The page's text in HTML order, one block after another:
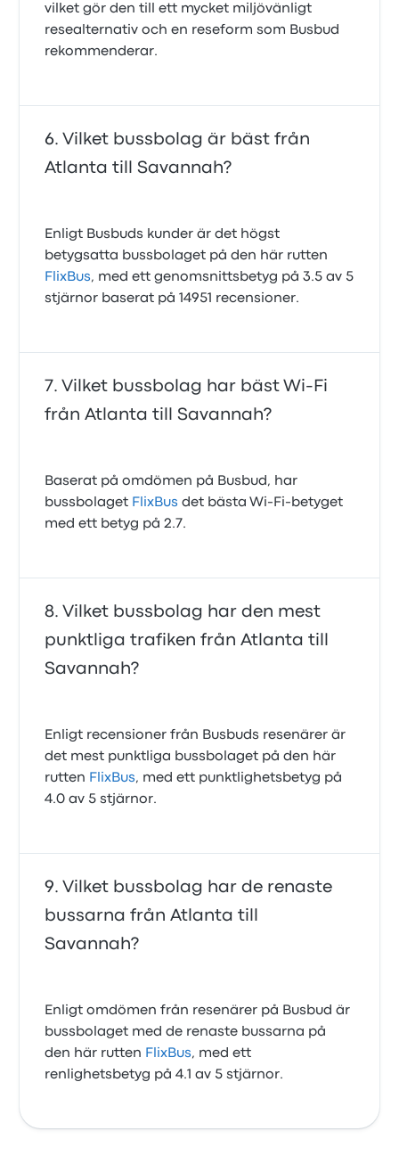
vilket gör den till ett mycket miljövänligt
resealternativ och en reseform som Busbud
rekommenderar.
Vilket bussbolag är bäst från
Atlanta till Savannah?
Enligt Busbuds kunder är det högst
betygsatta bussbolaget på den här rutten
FlixBus, med ett genomsnittsbetyg på 3.5 av 5
stjärnor baserat på 14951 recensioner.
Vilket bussbolag har bäst Wi-Fi
från Atlanta till Savannah?
Baserat på omdömen på Busbud, har
bussbolaget FlixBus det bästa Wi‑Fi‑betyget
med ett betyg på 2.7.
Vilket bussbolag har den mest
punktliga trafiken från Atlanta till
Savannah?
Enligt recensioner från Busbuds resenärer är
det mest punktliga bussbolaget på den här
rutten FlixBus, med ett punktlighetsbetyg på
4.0 av 5 stjärnor.
Vilket bussbolag har de renaste
bussarna från Atlanta till
Savannah?
Enligt omdömen från resenärer på Busbud är
bussbolaget med de renaste bussarna på
den här rutten FlixBus, med ett
renlighetsbetyg på 4.1 av 5 stjärnor.